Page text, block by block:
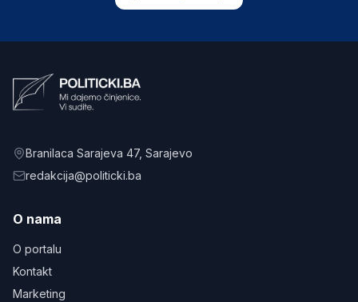
Branilaca Sarajeva 47, Sarajevo
redakcija@politicki.ba
O nama
O portalu
Kontakt
Marketing